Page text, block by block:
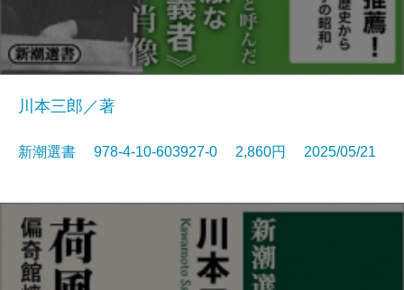
川本三郎／著
新潮選書 978-4-10-603927-0 2,860円 2025/05/21